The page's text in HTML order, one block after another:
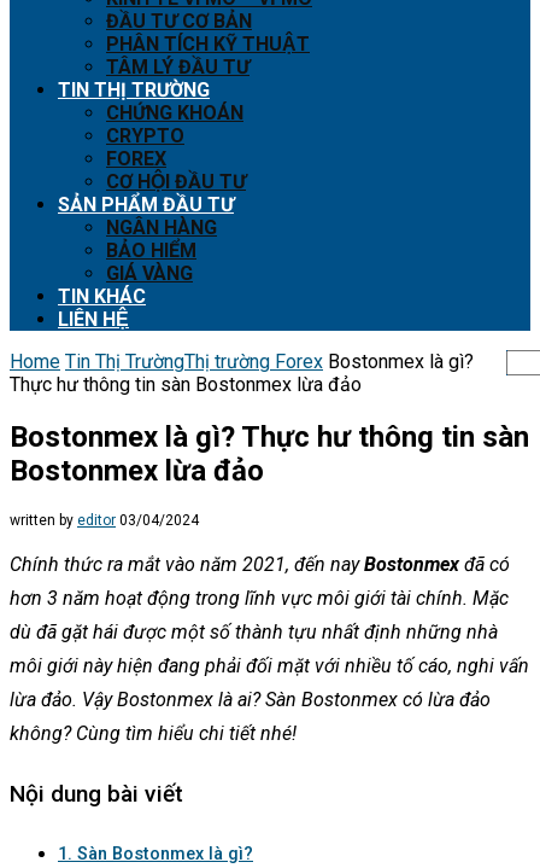
ĐẦU TƯ CƠ BẢN
PHÂN TÍCH KỸ THUẬT
TÂM LÝ ĐẦU TƯ
TIN THỊ TRƯỜNG
CHỨNG KHOÁN
CRYPTO
FOREX
CƠ HỘI ĐẦU TƯ
SẢN PHẨM ĐẦU TƯ
NGÂN HÀNG
BẢO HIỂM
GIÁ VÀNG
TIN KHÁC
LIÊN HỆ
Home Tin Thị TrườngThị trường Forex Bostonmex là gì?
Thực hư thông tin sàn Bostonmex lừa đảo
Bostonmex là gì? Thực hư thông tin sàn
Bostonmex lừa đảo
written by editor 03/04/2024
Chính thức ra mắt vào năm 2021, đến nayBostonmex đã có
hơn 3 năm hoạt động trong lĩnh vực môi giới tài chính. Mặc
dù đã gặt hái được một số thành tựu nhất định những nhà
môi giới này hiện đang phải đối mặt với nhiều tố cáo, nghi vấn
lừa đảo. Vậy Bostonmex là ai? Sàn Bostonmex có lừa đảo
không? Cùng tìm hiểu chi tiết nhé!
Nội dung bài viết
1. Sàn Bostonmex là gì?